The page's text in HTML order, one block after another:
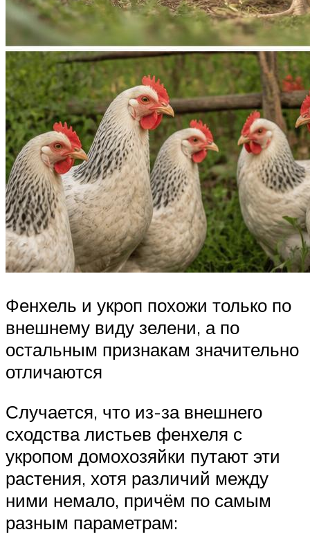
Фенхель и укроп похожи только по
внешнему виду зелени, а по
остальным признакам значительно
отличаются
Случается, что из-за внешнего
сходства листьев фенхеля с
укропом домохозяйки путают эти
растения, хотя различий между
ними немало, причём по самым
разным параметрам: